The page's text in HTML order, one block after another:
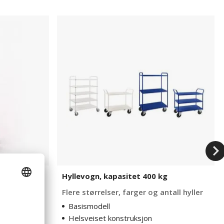
Flex
Hyllevogn, kapasitet 400 kg
Flere størrelser, farger og antall hyller
Basismodell
Helsveiset konstruksjon